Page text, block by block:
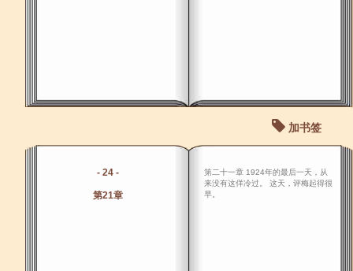
加书签
- 24 -
第21章
第二十一章 1924年的最后一天，从
来没有这佯冷过。 这天，评梅起得很
早。